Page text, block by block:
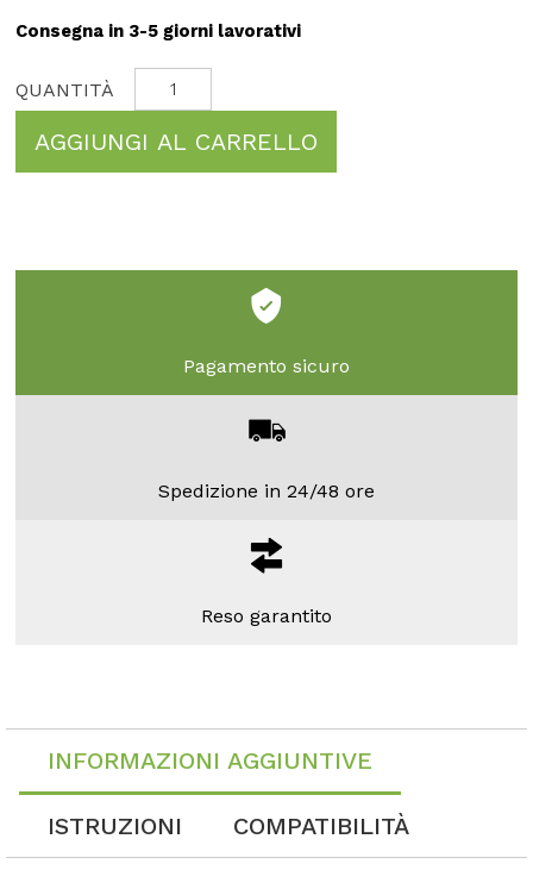
Consegna in 3-5 giorni lavorativi
AGGIUNGI AL CARRELLO
Pagamento sicuro
Spedizione in 24/48 ore
Reso garantito
INFORMAZIONI AGGIUNTIVE
ISTRUZIONI COMPATIBILITÀ